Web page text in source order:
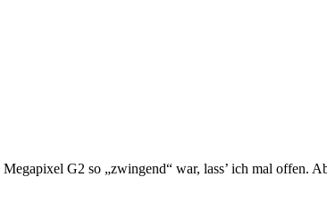
G2 so „zwingend“ war, lass’ ich mal offen.